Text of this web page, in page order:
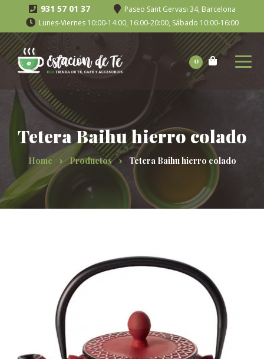
931 57 01 37
Paseo Sant Gervasi 34, Barcelona
Lunes-Viernes 10:00-14:00, 16:00-20:00, Sábado 10:00-16:00
0
Tetera Baihu hierro colado
Home Productos Tetera Baihu hierro colado